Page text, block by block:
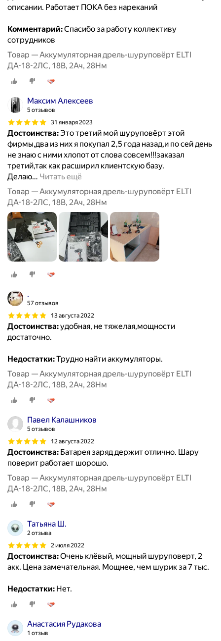
описании. Работает ПОКА без нареканий
Комментарий:Спасибо за работу коллективу
сотрудников
Товар — Аккумуляторная дрель-шуруповёрт ELTI
ДА-18-2ЛС, 18В, 2Ач, 28Нм
Максим Алексеев
5 отзывов
31 января 2023
Достоинства:Это третий мой шуруповёрт этой
фирмы,два из них я покупал 2,5 года назад,и по сей день
не знаю с ними хлопот от слова совсем!!!заказал
третий,так как расширил клиентскую базу.
Делаю… Читать ещё
Товар — Аккумуляторная дрель-шуруповёрт ELTI
ДА-18-2ЛС, 18В, 2Ач, 28Нм
.
57 отзывов
13 августа 2022
Достоинства:удобная, не тяжелая,мощности
достаточно.
Недостатки:Трудно найти аккумуляторы.
Товар — Аккумуляторная дрель-шуруповёрт ELTI
ДА-18-2ЛС, 18В, 2Ач, 28Нм
Павел Калашников
5 отзывов
12 августа 2022
Достоинства: Батарея заряд держит отлично. Шару
поверит работает шорошо.
Товар — Аккумуляторная дрель-шуруповёрт ELTI
ДА-18-2ЛС, 18В, 2Ач, 28Нм
Татьяна Ш.
2 отзыва
2 июля 2022
Достоинства:Очень клёвый, мощный шуруповерт, 2
акк. Цена замечательная. Мощнее, чем шурик за 7 тыс.
Недостатки: Нет.
Анастасия Рудакова
1 отзыв